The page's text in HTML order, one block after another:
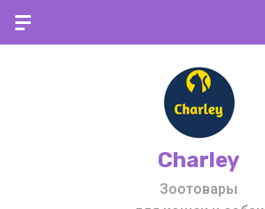
Charley
Зоотовары